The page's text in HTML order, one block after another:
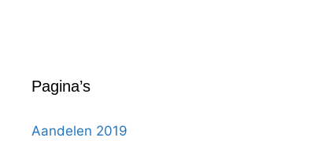
Pagina’s
Aandelen 2019